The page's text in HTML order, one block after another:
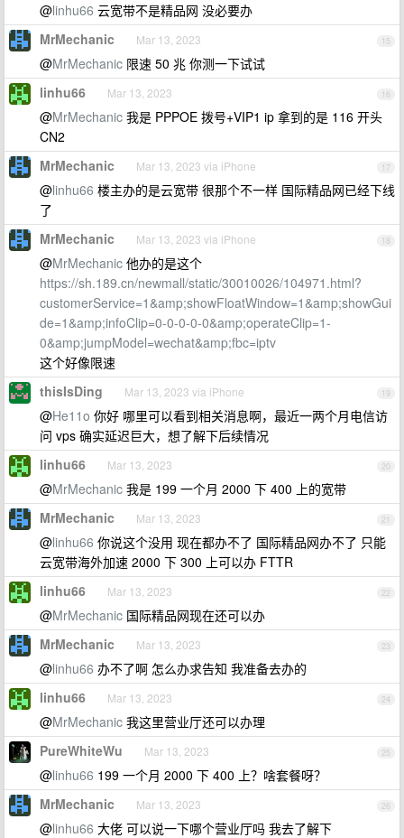
@linhu66 云宽带不是精品网 没必要办
15
MrMechanic Mar 13, 2023
@MrMechanic 限速 50 兆 你测一下试试
16
linhu66 Mar 13, 2023
@MrMechanic 我是 PPPOE 拨号+VIP1 ip 拿到的是 116 开头
CN2
17
MrMechanic Mar 13, 2023 via iPhone
@linhu66 楼主办的是云宽带 很那个不一样 国际精品网已经下线
了
18
MrMechanic Mar 13, 2023 via iPhone
@MrMechanic 他办的是这个
https://sh.189.cn/newmall/static/30010026/104971.html?
customerService=1&amp;showFloatWindow=1&amp;showGui
de=1&amp;infoClip=0-0-0-0-0&amp;operateClip=1-
0&amp;jumpModel=wechat&amp;fbc=iptv
这个好像限速
19
thisIsDing Mar 13, 2023 via iPhone
@He11o 你好 哪里可以看到相关消息啊，最近一两个月电信访
问 vps 确实延迟巨大，想了解下后续情况
20
linhu66 Mar 13, 2023
@MrMechanic 我是 199 一个月 2000 下 400 上的宽带
21
MrMechanic Mar 13, 2023
@linhu66 你说这个没用 现在都办不了 国际精品网办不了 只能
云宽带海外加速 2000 下 300 上可以办 FTTR
22
linhu66 Mar 13, 2023
@MrMechanic 国际精品网现在还可以办
23
MrMechanic Mar 13, 2023
@linhu66 办不了啊 怎么办求告知 我准备去办的
24
linhu66 Mar 13, 2023
@MrMechanic 我这里营业厅还可以办理
25
PureWhiteWu Mar 13, 2023
@linhu66 199 一个月 2000 下 400 上？啥套餐呀？
26
MrMechanic Mar 13, 2023
@linhu66 大佬 可以说一下哪个营业厅吗 我去了解下